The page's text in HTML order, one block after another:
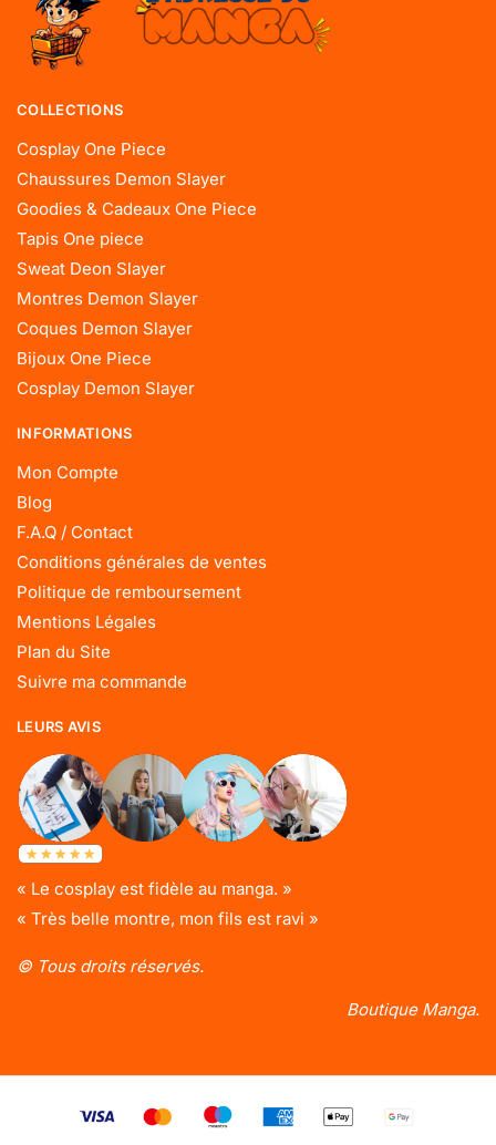
COLLECTIONS
Cosplay One Piece
Chaussures Demon Slayer
Goodies & Cadeaux One Piece
Tapis One piece
Sweat Deon Slayer
Montres Demon Slayer
Coques Demon Slayer
Bijoux One Piece
Cosplay Demon Slayer
INFORMATIONS
Mon Compte
Blog
F.A.Q / Contact
Conditions générales de ventes
Politique de remboursement
Mentions Légales
Plan du Site
Suivre ma commande
LEURS AVIS
« Le cosplay est fidèle au manga. »
« Très belle montre, mon fils est ravi »
© Tous droits réservés.
Boutique Manga.